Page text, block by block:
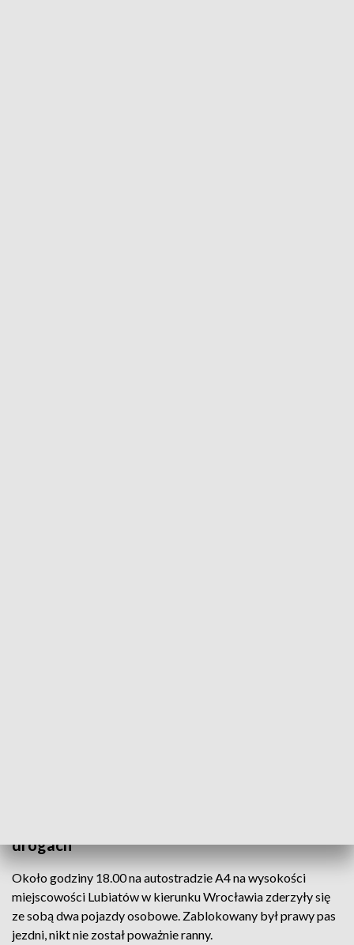
drogach
Około godziny 18.00 na autostradzie A4 na wysokości
miejscowości Lubiatów w kierunku Wrocławia zderzyły się
ze sobą dwa pojazdy osobowe. Zablokowany był prawy pas
jezdni, nikt nie został poważnie ranny.